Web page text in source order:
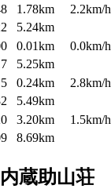
1.78km 2.2km/h
5.24km
0.01km 0.0km/h
5.25km
0.24km 2.8km/h
5.49km
3.20km 1.5km/h
8.69km
蔵助山荘